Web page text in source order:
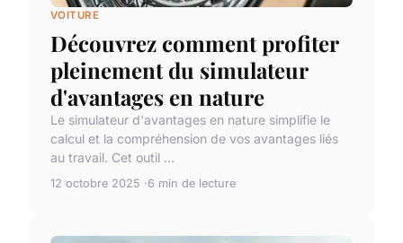
VOITURE
Découvrez comment profiter
pleinement du simulateur
d'avantages en nature
Le simulateur d'avantages en nature simplifie le
calcul et la compréhension de vos avantages liés
au travail. Cet outil ...
12 octobre 2025 6 min de lecture